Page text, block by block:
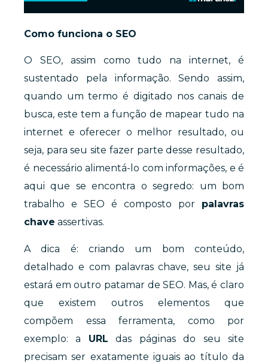
Como funciona o SEO
O SEO, assim como tudo na internet, é
sustentado pela informação. Sendo assim,
quando um termo é digitado nos canais de
busca, este tem a função de mapear tudo na
internet e oferecer o melhor resultado, ou
seja, para seu site fazer parte desse resultado,
é necessário alimentá-lo com informações, e é
aqui que se encontra o segredo: um bom
trabalho e SEO é composto por palavras
chave assertivas.
A dica é: criando um bom conteúdo,
detalhado e com palavras chave, seu site já
estará em outro patamar de SEO. Mas, é claro
que existem outros elementos que
compõem essa ferramenta, como por
exemplo: a URL das páginas do seu site
precisam ser exatamente iguais ao título da